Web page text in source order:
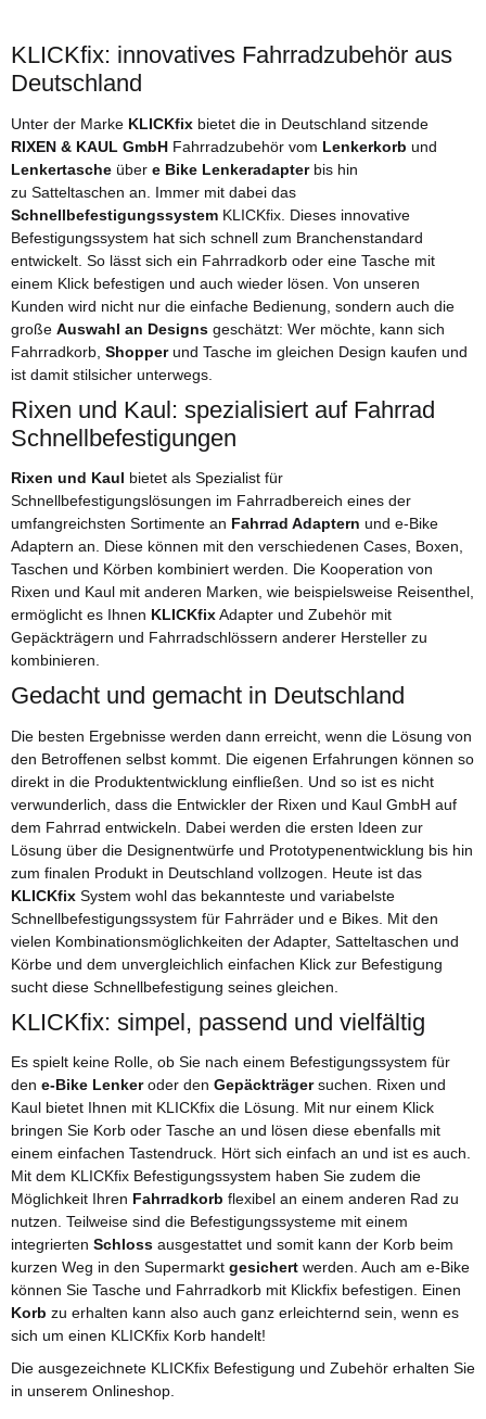
KLICKfix: innovatives Fahrradzubehör aus
Deutschland
Unter der Marke KLICKfix bietet die in Deutschland sitzende
RIXEN & KAUL GmbH Fahrradzubehör vom Lenkerkorb und
Lenkertasche über e Bike Lenkeradapterbis hin
zu Satteltaschen an. Immer mit dabei das
Schnellbefestigungssystem KLICKfix. Dieses innovative
Befestigungssystem hat sich schnell zum Branchenstandard
entwickelt. So lässt sich ein Fahrradkorb oder eine Tasche mit
einem Klick befestigen und auch wieder lösen. Von unseren
Kunden wird nicht nur die einfache Bedienung, sondern auch die
große Auswahl an Designs geschätzt: Wer möchte, kann sich
Fahrradkorb, Shopperund Tasche im gleichen Design kaufen und
ist damit stilsicher unterwegs.
Rixen und Kaul: spezialisiert auf Fahrrad
Schnellbefestigungen
Rixen und Kaul bietet als Spezialist für
Schnellbefestigungslösungen im Fahrradbereich eines der
umfangreichsten Sortimente an Fahrrad Adaptern und e-Bike
Adaptern an. Diese können mit den verschiedenen Cases, Boxen,
Taschen und Körben kombiniert werden. Die Kooperation von
Rixen und Kaul mit anderen Marken, wie beispielsweise Reisenthel,
ermöglicht es Ihnen KLICKfixAdapter und Zubehör mit
Gepäckträgern und Fahrradschlössern anderer Hersteller zu
kombinieren.
Gedacht und gemacht in Deutschland
Die besten Ergebnisse werden dann erreicht, wenn die Lösung von
den Betroffenen selbst kommt. Die eigenen Erfahrungen können so
direkt in die Produktentwicklung einfließen. Und so ist es nicht
verwunderlich, dass die Entwickler der Rixen und Kaul GmbH auf
dem Fahrrad entwickeln. Dabei werden die ersten Ideen zur
Lösung über die Designentwürfe und Prototypenentwicklung bis hin
zum finalen Produkt in Deutschland vollzogen. Heute ist das
KLICKfix System wohl das bekannteste und variabelste
Schnellbefestigungssystem für Fahrräder und e Bikes. Mit den
vielen Kombinationsmöglichkeiten der Adapter, Satteltaschen und
Körbe und dem unvergleichlich einfachen Klick zur Befestigung
sucht diese Schnellbefestigung seines gleichen.
KLICKfix: simpel, passend und vielfältig
Es spielt keine Rolle, ob Sie nach einem Befestigungssystem für
den e-Bike Lenkeroder den Gepäckträgersuchen. Rixen und
Kaul bietet Ihnen mit KLICKfix die Lösung. Mit nur einem Klick
bringen Sie Korb oder Tasche an und lösen diese ebenfalls mit
einem einfachen Tastendruck. Hört sich einfach an und ist es auch.
Mit dem KLICKfix Befestigungssystem haben Sie zudem die
Möglichkeit Ihren Fahrradkorb flexibel an einem anderen Rad zu
nutzen. Teilweise sind die Befestigungssysteme mit einem
integrierten Schloss ausgestattet und somit kann der Korb beim
kurzen Weg in den Supermarkt gesichert werden. Auch am e-Bike
können Sie Tasche und Fahrradkorb mit Klickfix befestigen. Einen
Korb zu erhalten kann also auch ganz erleichternd sein, wenn es
sich um einen KLICKfix Korb handelt!
Die ausgezeichnete KLICKfix Befestigung und Zubehör erhalten Sie
in unserem Onlineshop.